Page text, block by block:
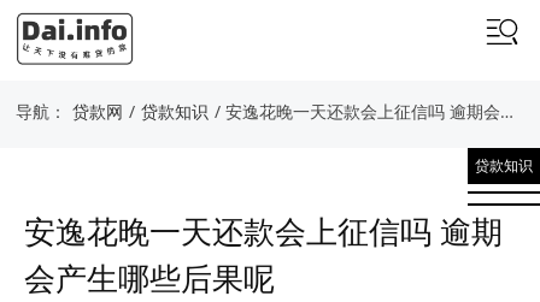
导航： 贷款网 / 贷款知识 / 安逸花晚一天还款会上征信吗 逾期会产生哪些后果呢
贷款知识
安逸花晚一天还款会上征信吗 逾期
会产生哪些后果呢